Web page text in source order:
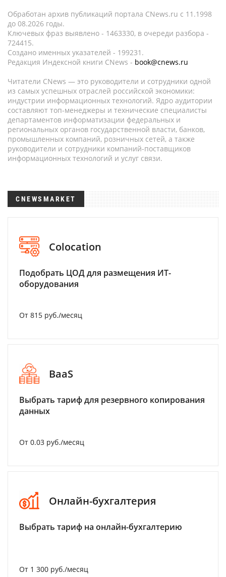
Обработан архив публикаций портала CNews.ru c 11.1998
до 08.2026 годы.
Ключевых фраз выявлено - 1463330, в очереди разбора -
724415.
Создано именных указателей - 199231.
Редакция Индексной книги CNews - book@cnews.ru
Читатели CNews — это руководители и сотрудники одной
из самых успешных отраслей российской экономики:
индустрии информационных технологий. Ядро аудитории
составляют топ-менеджеры и технические специалисты
департаментов информатизации федеральных и
региональных органов государственной власти, банков,
промышленных компаний, розничных сетей, а также
руководители и сотрудники компаний-поставщиков
информационных технологий и услуг связи.
CNEWSMARKET
Colocation
Подобрать ЦОД для размещения ИТ-
оборудования
От 815 руб./месяц
BaaS
Выбрать тариф для резервного копирования
данных
От 0.03 руб./месяц
Онлайн-бухгалтерия
Выбрать тариф на онлайн-бухгалтерию
От 1 300 руб./месяц